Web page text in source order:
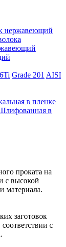
нержавеющий
Grade 201 AISI
в пленке
в
проката на
с высокой
материала.
заготовок
с